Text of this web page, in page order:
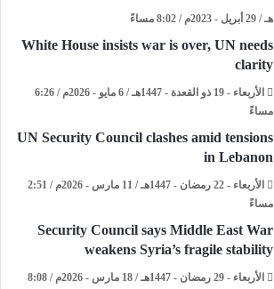
White House insists war is over, UN needs
clarity
الأربعاء - 19 ذو القعدة - 1447هـ / 6 مايو - 2026م / 6:26
مساءً
UN Security Council clashes amid tensions
in Lebanon
الأربعاء - 22 رمضان - 1447هـ / 11 مارس - 2026م / 2:51
مساءً
Security Council says Middle East War
weakens Syria’s fragile stability
الأربعاء - 29 رمضان - 1447هـ / 18 مارس - 2026م / 8:08